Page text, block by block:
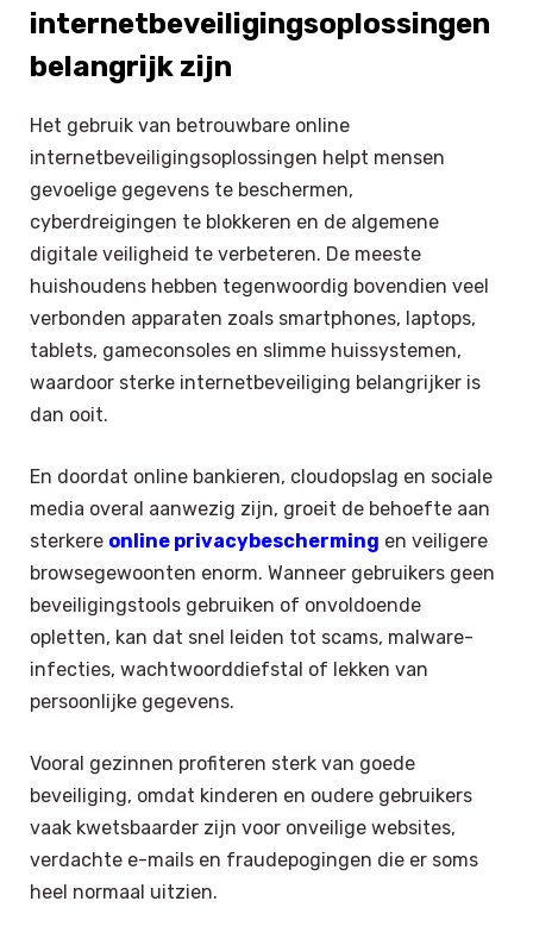
internetbeveiligingsoplossingen
belangrijk zijn
Het gebruik van betrouwbare online
internetbeveiligingsoplossingen helpt mensen
gevoelige gegevens te beschermen,
cyberdreigingen te blokkeren en de algemene
digitale veiligheid te verbeteren. De meeste
huishoudens hebben tegenwoordig bovendien veel
verbonden apparaten zoals smartphones, laptops,
tablets, gameconsoles en slimme huissystemen,
waardoor sterke internetbeveiliging belangrijker is
dan ooit.
En doordat online bankieren, cloudopslag en sociale
media overal aanwezig zijn, groeit de behoefte aan
sterkere online privacybescherming en veiligere
browsegewoonten enorm. Wanneer gebruikers geen
beveiligingstools gebruiken of onvoldoende
opletten, kan dat snel leiden tot scams, malware-
infecties, wachtwoorddiefstal of lekken van
persoonlijke gegevens.
Vooral gezinnen profiteren sterk van goede
beveiliging, omdat kinderen en oudere gebruikers
vaak kwetsbaarder zijn voor onveilige websites,
verdachte e-mails en fraudepogingen die er soms
heel normaal uitzien.